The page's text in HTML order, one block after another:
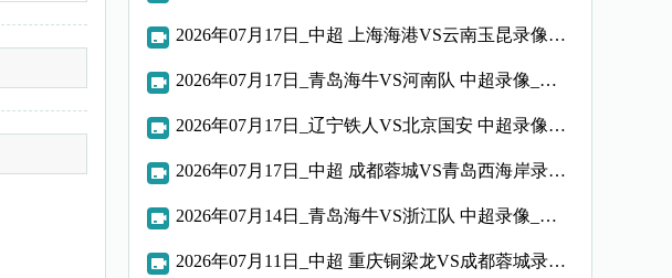
2026年07月17日_中超 上海海港VS云南玉昆录像_高清录像【全场回放】
2026年07月17日_青岛海牛VS河南队 中超录像_全场录像【高清回放】
2026年07月17日_辽宁铁人VS北京国安 中超录像_全场录像【全场回放】
2026年07月17日_中超 成都蓉城VS青岛西海岸录像_全场录像【高清回放】
2026年07月14日_青岛海牛VS浙江队 中超录像_全场录像【高清回放】
2026年07月11日_中超 重庆铜梁龙VS成都蓉城录像_全场录像【全场回放】